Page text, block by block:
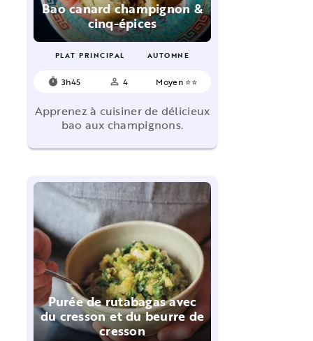
Bao canard champignon &
cinq-épices
PLAT PRINCIPAL AUTOMNE
timer 3h45 person_outline 4 Moyen ⭐⭐
Apprenez à cuisiner de délicieux
bao aux champignons.
Purée de rutabagas avec
du cresson et du beurre de
cresson